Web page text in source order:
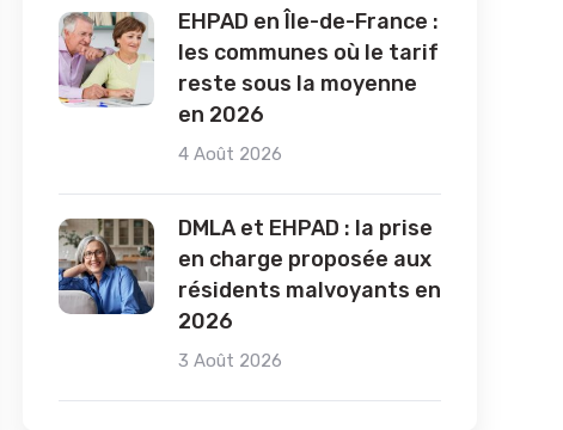
EHPAD en Île-de-France :
les communes où le tarif
reste sous la moyenne
en 2026
4 Août 2026
DMLA et EHPAD : la prise
en charge proposée aux
résidents malvoyants en
2026
3 Août 2026